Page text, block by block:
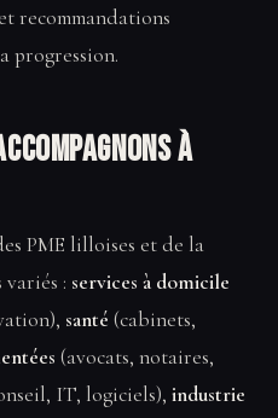
recommandations
progression.
à
PME lilloises et de la
: services à domicile
santé (cabinets,
(avocats, notaires,
IT, logiciels), industrie